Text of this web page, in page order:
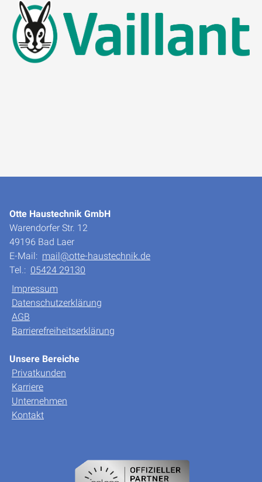
Otte Haustechnik GmbH
Warendorfer Str. 12
49196 Bad Laer
E-Mail: mail@otte-haustechnik.de
Tel.: 05424 29130
Impressum
Datenschutzerklärung
AGB
Barrierefreiheitserklärung
Unsere Bereiche
Privatkunden
Karriere
Unternehmen
Kontakt